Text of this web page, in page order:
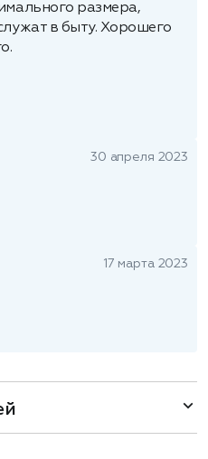
размера,
в быту. Хорошего
30 апреля 2023
17 марта 2023